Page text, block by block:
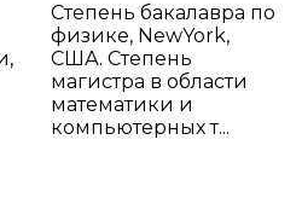
Степень бакалавра по
физике, NewYork,
США. Степень
магистра в области
математики и
компьютерных т...